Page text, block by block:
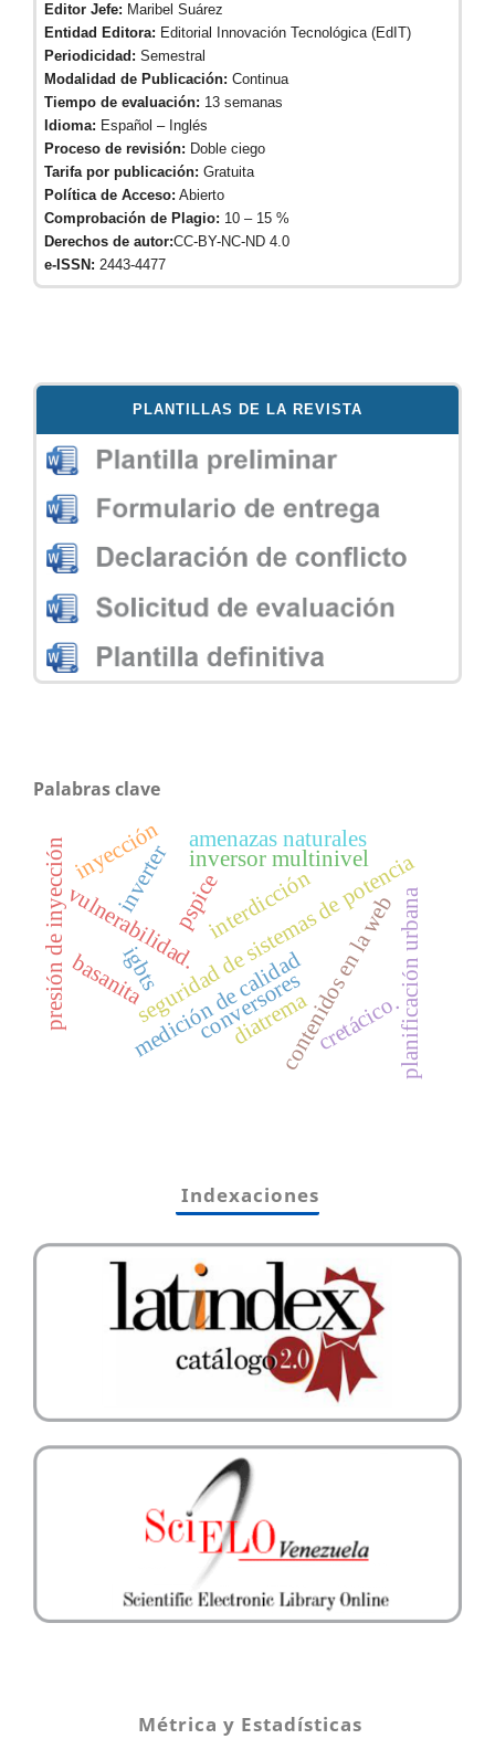
Editor Jefe: Maribel Suárez
Entidad Editora: Editorial Innovación Tecnológica (EdIT)
Periodicidad: Semestral
Modalidad de Publicación: Continua
Tiempo de evaluación: 13 semanas
Idioma: Español – Inglés
Proceso de revisión: Doble ciego
Tarifa por publicación: Gratuita
Política de Acceso: Abierto
Comprobación de Plagio: 10 – 15 %
Derechos de autor:CC-BY-NC-ND 4.0
e-ISSN: 2443-4477
PLANTILLAS DE LA REVISTA
Palabras clave
interdicción
seguridad de sistemas de potencia
vulnerabilidad. contenidos en la web
medición de calidad
inversor multinivel
conversores
igbts
pspice planificación urbana
amenazas naturales
diatrema
basanita
cretácico.
inyección
presión de inyección inverter
Indexaciones
Métrica y Estadísticas